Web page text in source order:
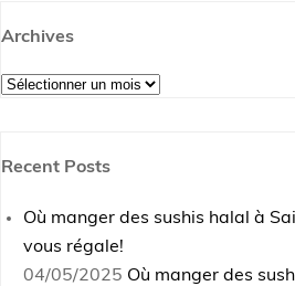
Archives
Archives
Recent Posts
Où manger des sushis halal à
vous régale!
04/05/2025 Où manger des